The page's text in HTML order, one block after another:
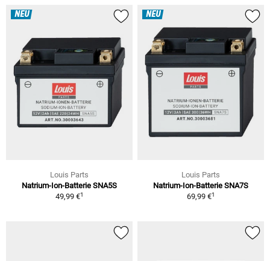
NEU
Louis Parts
Natrium-Ion-Batterie SNA5S
49,99 €1
NEU
Louis Parts
Natrium-Ion-Batterie SNA7S
69,99 €1